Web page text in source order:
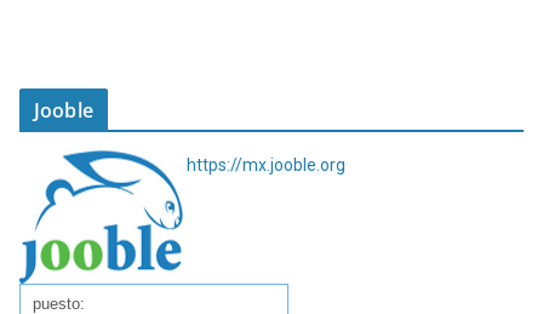
Jooble
https://mx.jooble.org
puesto: